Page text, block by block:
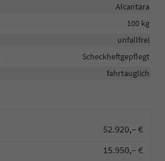
52.920,– €
15.950,– €
Alcantara
100 kg
unfallfrei
Scheckheftgepflegt
fahrtauglich